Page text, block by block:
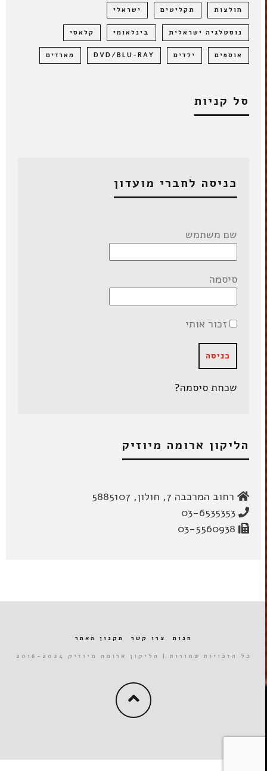
חולצות תקליטים ישראלי
נוסטלגיה ישראלית בינלאומי קלאסי
אוספים ילדים DVD/BLU-RAY מארזים
סל קניות
כניסה לחברי מועדון
שם משתמש
סיסמה
זכור אותי
שכחת סיסמה?
הליקון ארומה מיוזיק
רחוב המרכבה 7, חולון, 5885107
03-6535353
03-5560938
חנות צרו קשר תקנון האתר
כל הזכויות שמורות | הליקון ארומה מיוזיק 2016-2024